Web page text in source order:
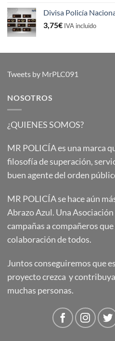
Divisa Policía
3,75€ IVA incluido
Tweets by MrPLC091
NOSOTROS
¿QUIENES SOMOS?
MR POLICÍA es una marca
filosofía de superación,
buen agente del orden
MR POLICÍA se hace aún
Abrazo Azul. Una
campañas a compañeros
colaboración de todos.
Juntos conseguiremos que
proyecto crezca y
muchas personas.